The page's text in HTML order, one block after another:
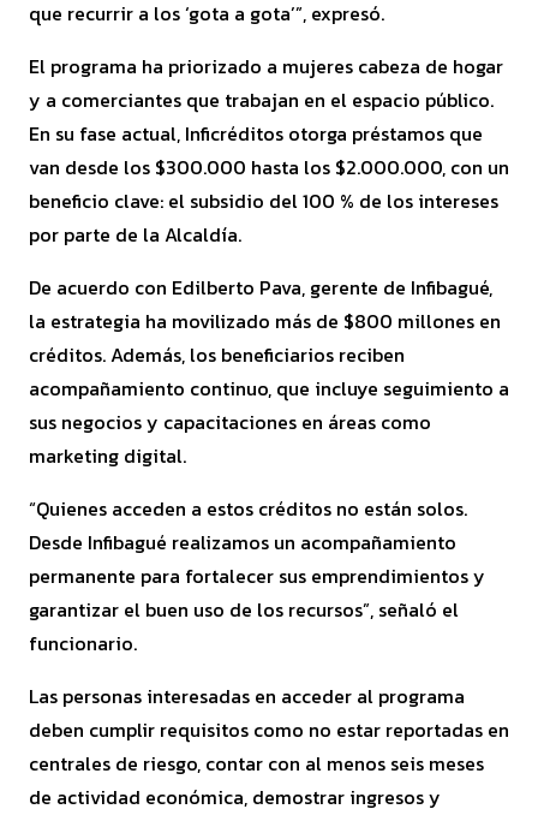
que recurrir a los ‘gota a gota’”, expresó.
El programa ha priorizado a mujeres cabeza de hogar
y a comerciantes que trabajan en el espacio público.
En su fase actual, Inficréditos otorga préstamos que
van desde los $300.000 hasta los $2.000.000, con un
beneficio clave: el subsidio del 100 % de los intereses
por parte de la Alcaldía.
De acuerdo con Edilberto Pava, gerente de Infibagué,
la estrategia ha movilizado más de $800 millones en
créditos. Además, los beneficiarios reciben
acompañamiento continuo, que incluye seguimiento a
sus negocios y capacitaciones en áreas como
marketing digital.
“Quienes acceden a estos créditos no están solos.
Desde Infibagué realizamos un acompañamiento
permanente para fortalecer sus emprendimientos y
garantizar el buen uso de los recursos”, señaló el
funcionario.
Las personas interesadas en acceder al programa
deben cumplir requisitos como no estar reportadas en
centrales de riesgo, contar con al menos seis meses
de actividad económica, demostrar ingresos y